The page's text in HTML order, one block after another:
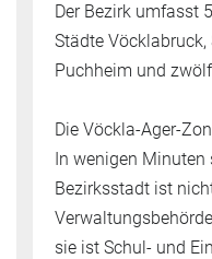
Der Bezirk umfasst
Städte
Puchheim und
Die Vöckla-Ager-
In wenigen Minuten
Bezirksstadt ist
sie ist Schul- und